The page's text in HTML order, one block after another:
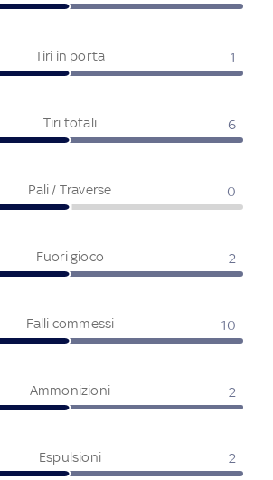
Tiri in porta 1
Tiri totali 6
Pali / Traverse 0
Fuori gioco 2
Falli commessi 10
Ammonizioni 2
Espulsioni 2